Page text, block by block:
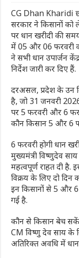
CG Dhan Kharidi
सरकार ने किसानों
पर धान खरीदी की
में 05 और 06 फरवरी
ने सभी धान उपार्जन
निर्देश जारी कर दिए हैं.
दरअसल, प्रदेश के उन
है, जो 31 जनवरी
पर 5 फरवरी और 6
कौन किसान 5 और 6
6 फरवरी होगी धान
मुख्यमंत्री विष्णुदेव साय
महत्वपूर्ण राहत दी है.
विक्रय के लिए दो दिन
इन किसानों से 5 और 6
गई है.
कौन से किसान बेच
CM विष्णु देव साय के
अतिरिक्त अवधि में